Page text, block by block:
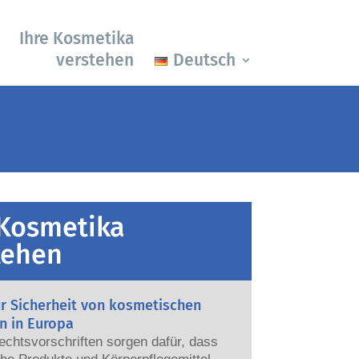
Ihre Kosmetika
verstehen
Deutsch
Sicherheit von kosmetischen
in Europa
sorgen dafür, dass